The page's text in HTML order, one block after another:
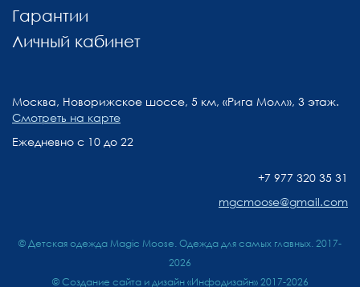
Гарантии
Личный кабинет
Москва, Новорижское шоссе, 5 км, «Рига Молл», 3 этаж.
Смотреть на карте
Ежедневно с 10 до 22
+7 977 320 35 31
mgcmoose@gmail.com
© Детская одежда Magic Moose. Одежда для самых главных. 2017-
2026
© Создание сайта и дизайн «Инфодизайн»2017-2026